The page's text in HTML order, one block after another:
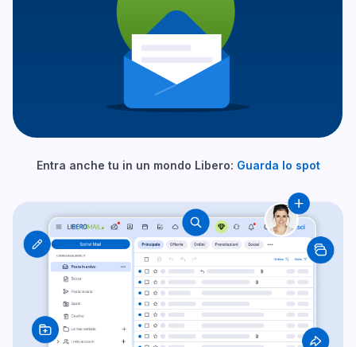
Entra anche tu in un mondo Libero: Guarda lo spot